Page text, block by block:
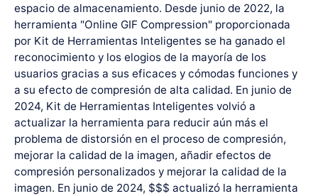
espacio de almacenamiento. Desde junio de 2022, la
herramienta "Online GIF Compression" proporcionada
por Kit de Herramientas Inteligentes se ha ganado el
reconocimiento y los elogios de la mayoría de los
usuarios gracias a sus eficaces y cómodas funciones y
a su efecto de compresión de alta calidad. En junio de
2024, Kit de Herramientas Inteligentes volvió a
actualizar la herramienta para reducir aún más el
problema de distorsión en el proceso de compresión,
mejorar la calidad de la imagen, añadir efectos de
compresión personalizados y mejorar la calidad de la
imagen. En junio de 2024, $$$ actualizó la herramienta